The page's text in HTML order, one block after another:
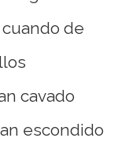
de
cavado
escondido